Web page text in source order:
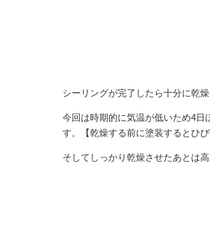
シーリングが完了したら十分に乾
今回は時期的に気温が低いため4
す。【乾燥する前に塗装するとひ
そしてしっかり乾燥させたあとは